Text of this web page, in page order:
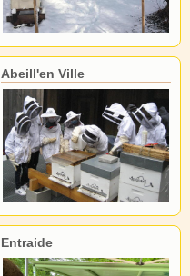
Abeill'en Ville
Entraide